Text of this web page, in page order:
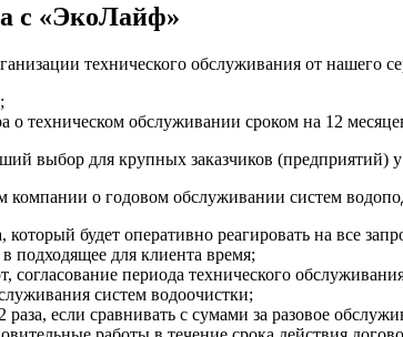
с «ЭкоЛайф»
технического обслуживания от нашего
о техническом обслуживании сроком на 12
выбор для крупных заказчиков (предприятий)
о годовом обслуживании систем
будет оперативно реагировать на все
подходящее для клиента время;
периода технического
систем водоочистки;
если сравнивать с сумами за разовое